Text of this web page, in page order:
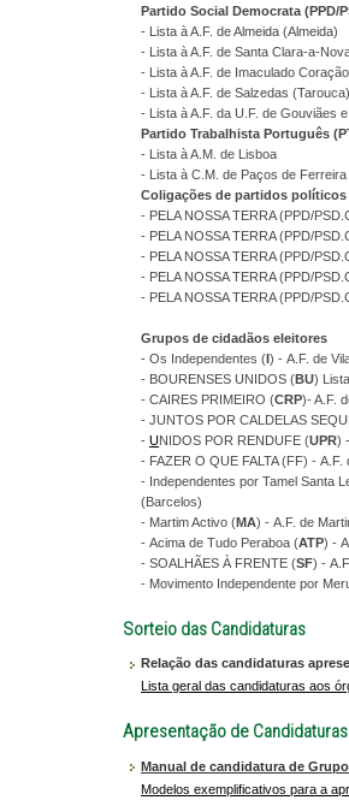
Partido Social Democrata (PPD/
- Lista à A.F. de Almeida (Almeida)
- Lista à A.F. de Santa Clara-a-
- Lista à A.F. de Imaculado
- Lista à A.F. de Salzedas
- Lista à A.F. da U.F. de Gouviães
Partido Trabalhista Português
- Lista à A.M. de Lisboa
- Lista à C.M. de Paços de Ferreira
Coligações de partidos políticos
- PELA NOSSA TERRA (PPD/
- PELA NOSSA TERRA (PPD/
- PELA NOSSA TERRA (PPD/
- PELA NOSSA TERRA (PPD/
- PELA NOSSA TERRA (PPD/
Grupos de cidadãos eleitores
- Os Independentes (I) - A.F. de
- BOURENSES UNIDOS (BU)
- CAIRES PRIMEIRO (CRP)- A.F.
- JUNTOS POR CALDELAS
-UNIDOS POR RENDUFE (UPR)
- FAZER O QUE FALTA (FF) -
- Independentes por Tamel Santa
(Barcelos)
- Martim Activo (MA) - A.F. de
- Acima de Tudo Peraboa (ATP) -
- SOALHÃES À FRENTE (SF) -
- Movimento Independente por
Sorteio das Candidaturas
Relação das candidaturas
Lista geral das candidaturas aos
Apresentação de Candidaturas
Manual de candidatura de
Modelos exemplificativos para a